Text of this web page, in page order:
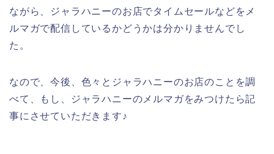
ながら、ジャラハニーのお店でタイムセールなどをメ
ルマガで配信しているかどうかは分かりませんでし
た。
なので、今後、色々とジャラハニーのお店のことを調
べて、もし、ジャラハニーのメルマガをみつけたら記
事にさせていただきます♪